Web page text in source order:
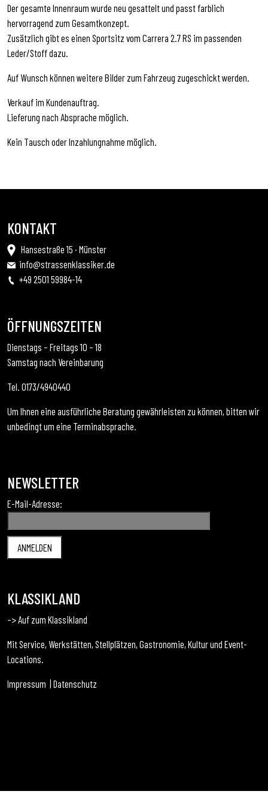
Der gesamte Innenraum wurde neu gesattelt und passt farblich
hervorragend zum Gesamtkonzept.
Zusätzlich gibt es einen Sportsitz vom Carrera 2.7 RS im passenden
Leder/Stoff dazu.
Auf Wunsch können weitere Bilder zum Fahrzeug zugeschickt werden.
Verkauf im Kundenauftrag.
Lieferung nach Absprache möglich.
Kein Tausch oder Inzahlungnahme möglich.
KONTAKT
Hansestraße 15 · Münster
info@strassenklassiker.de
+49 2501 59984-14
ÖFFNUNGSZEITEN
Dienstags – Freitags 10 – 18
Samstag nach Vereinbarung
Tel. 0173/4940440
Um Ihnen eine ausführliche Beratung gewährleisten zu können, bitten wir
unbedingt um eine Terminabsprache.
NEWSLETTER
E-Mail-Adresse:
KLASSIKLAND
–> Auf zum Klassikland
Mit Service, Werkstätten, Stellplätzen, Gastronomie, Kultur und Event-
Locations.
Impressum | Datenschutz